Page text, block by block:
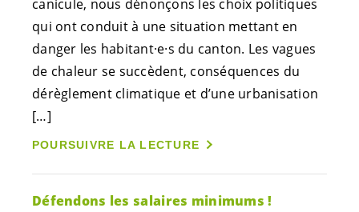
canicule, nous dénonçons les choix politiques
qui ont conduit à une situation mettant en
danger les habitant·e·s du canton. Les vagues
de chaleur se succèdent, conséquences du
dérèglement climatique et d’une urbanisation
[…]
POURSUIVRE LA LECTURE
Défendons les salaires minimums !